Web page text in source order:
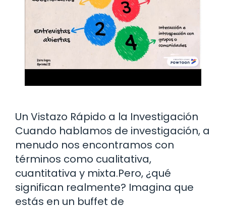
Un Vistazo Rápido a la Investigación
Cuando hablamos de investigación, a
menudo nos encontramos con
términos como cualitativa,
cuantitativa y mixta.Pero, ¿qué
significan realmente? Imagina que
estás en un buffet de